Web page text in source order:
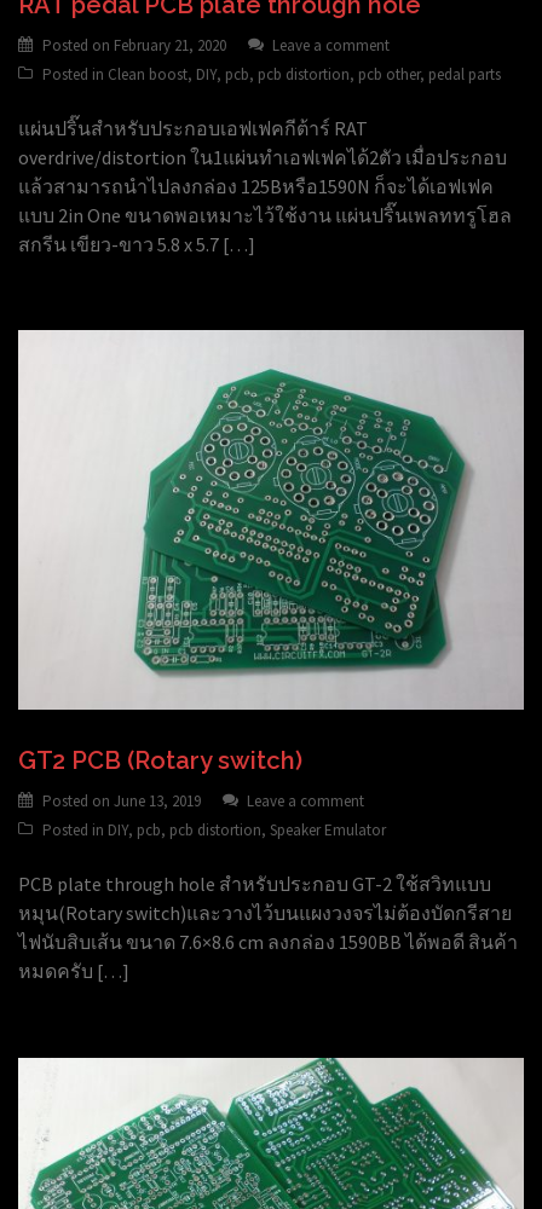
Posted on February 21, 2020
Leave a comment
Posted in Clean boost, DIY, pcb, pcb distortion, pcb other, pedal parts
แผ่นปริ๊นสำหรับประกอบเอฟเฟคกีต้าร์ RAT
overdrive/distortion ใน1แผ่นทำเอฟเฟคได้2ตัว เมื่อประกอบ
แล้วสามารถนำไปลงกล่อง 125Bหรือ1590N ก็จะได้เอฟเฟค
แบบ 2in One ขนาดพอเหมาะไว้ใช้งาน แผ่นปริ๊นเพลททรูโฮล
สกรีน เขียว-ขาว 5.8 x 5.7 […]
GT2 PCB (Rotary switch)
Posted on June 13, 2019
Leave a comment
Posted in DIY, pcb, pcb distortion, Speaker Emulator
PCB plate through hole สำหรับประกอบ GT-2 ใช้สวิทแบบ
หมุน(Rotary switch)และวางไว้บนแผงวงจรไม่ต้องบัดกรีสาย
ไฟนับสิบเส้น ขนาด 7.6×8.6 cm ลงกล่อง 1590BB ได้พอดี สินค้า
หมดครับ […]